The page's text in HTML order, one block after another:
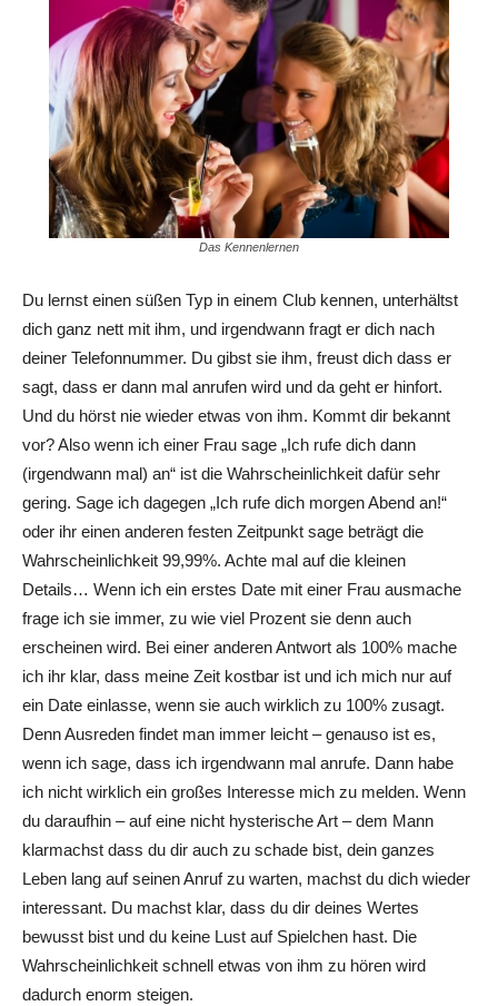
Das Kennenlernen
Du lernst einen süßen Typ in einem Club kennen, unterhältst
dich ganz nett mit ihm, und irgendwann fragt er dich nach
deiner Telefonnummer. Du gibst sie ihm, freust dich dass er
sagt, dass er dann mal anrufen wird und da geht er hinfort.
Und du hörst nie wieder etwas von ihm. Kommt dir bekannt
vor? Also wenn ich einer Frau sage „Ich rufe dich dann
(irgendwann mal) an“ ist die Wahrscheinlichkeit dafür sehr
gering. Sage ich dagegen „Ich rufe dich morgen Abend an!“
oder ihr einen anderen festen Zeitpunkt sage beträgt die
Wahrscheinlichkeit 99,99%. Achte mal auf die kleinen
Details… Wenn ich ein erstes Date mit einer Frau ausmache
frage ich sie immer, zu wie viel Prozent sie denn auch
erscheinen wird. Bei einer anderen Antwort als 100% mache
ich ihr klar, dass meine Zeit kostbar ist und ich mich nur auf
ein Date einlasse, wenn sie auch wirklich zu 100% zusagt.
Denn Ausreden findet man immer leicht – genauso ist es,
wenn ich sage, dass ich irgendwann mal anrufe. Dann habe
ich nicht wirklich ein großes Interesse mich zu melden. Wenn
du daraufhin – auf eine nicht hysterische Art – dem Mann
klarmachst dass du dir auch zu schade bist, dein ganzes
Leben lang auf seinen Anruf zu warten, machst du dich wieder
interessant. Du machst klar, dass du dir deines Wertes
bewusst bist und du keine Lust auf Spielchen hast. Die
Wahrscheinlichkeit schnell etwas von ihm zu hören wird
dadurch enorm steigen.